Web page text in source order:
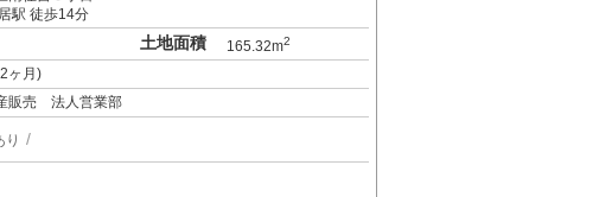
駅 徒歩14分
土地面積 165.32m2
ヶ月)
販売 法人営業部
り